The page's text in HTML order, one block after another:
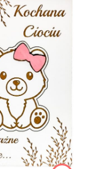
klientów.
umożliwiały
świata!